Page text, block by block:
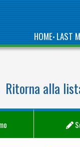
HOME•LAST
alla